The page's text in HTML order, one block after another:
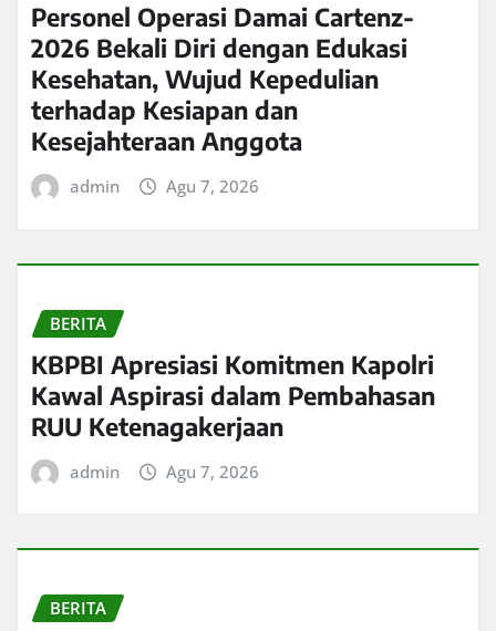
Personel Operasi Damai Cartenz-
2026 Bekali Diri dengan Edukasi
Kesehatan, Wujud Kepedulian
terhadap Kesiapan dan
Kesejahteraan Anggota
admin Agu 7, 2026
BERITA
KBPBI Apresiasi Komitmen Kapolri
Kawal Aspirasi dalam Pembahasan
RUU Ketenagakerjaan
admin Agu 7, 2026
BERITA